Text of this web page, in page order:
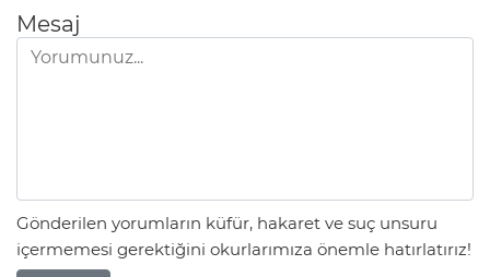
Mesaj
Gönderilen yorumların küfür, hakaret ve suç unsuru
içermemesi gerektiğini okurlarımıza önemle hatırlatırız!